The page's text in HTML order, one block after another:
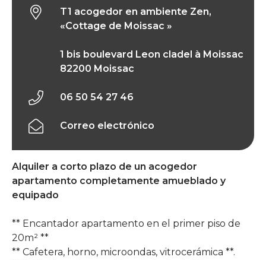
Alquiler a corto plazo de un acogedor
apartamento completamente amueblado y
equipado
** Encantador apartamento en el primer piso de
20m² **
** Cafetera, horno, microondas, vitrocerámica **.
T1 acogedor en ambiente Zen,
«Cottage de Moissac »
1 bis boulevard Leon cladel à Moissac
82200 Moissac
06 50 54 27 46
Correo electrónico